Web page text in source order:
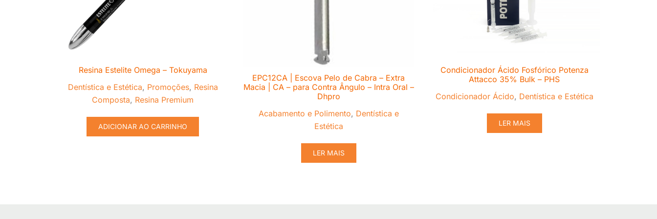
Resina Estelite Omega – Tokuyama
Dentística e Estética, Promoções, Resina
Composta, Resina Premium
ADICIONAR AO CARRINHO
EPC12CA | Escova Pelo de Cabra – Extra
Macia | CA – para Contra Ângulo – Intra Oral –
Dhpro
Acabamento e Polimento, Dentística e
Estética
LER MAIS
Condicionador Ácido Fosfórico Potenza
Attacco 35% Bulk – PHS
Condicionador Ácido, Dentística e Estética
LER MAIS